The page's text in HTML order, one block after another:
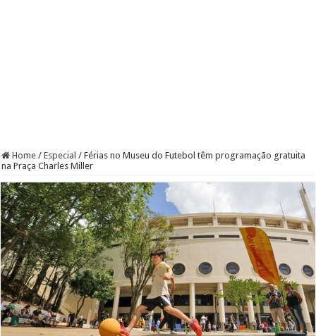
Home / Especial / Férias no Museu do Futebol têm programação gratuita
na Praça Charles Miller